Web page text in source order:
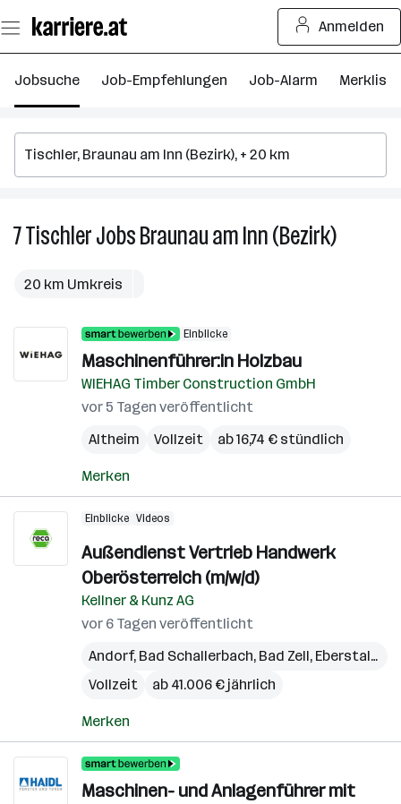
Seiteninhalt
springen
Anmelden
Jobsuche Job-Empfehlungen Job-Alarm Merkliste
7TischlerJobsBraunau am Inn (Bezirk)7
20 km Umkreis
Einblicke
Maschinenführer:in Holzbau
WIEHAG Timber Construction GmbH
vor 5 Tagen veröffentlicht
Altheim
Vollzeit ab 16,74 € stündlich
Merken
Einblicke Videos
Außendienst Vertrieb Handwerk
Oberösterreich (m/w/d)
Kellner & Kunz AG
vor 6 Tagen veröffentlicht
Andorf, Bad Schallerbach, Bad Zell, Eberstalzell
Vollzeit
ab 41.006 € jährlich
Merken
Maschinen- und Anlagenführer mit